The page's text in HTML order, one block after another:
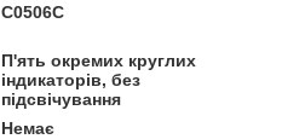
C0506C
П'ять окремих круглих
індикаторів, без
підсвічування
Немає